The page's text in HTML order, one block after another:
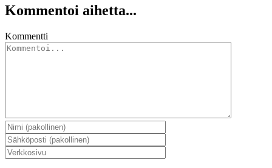
Kommentoi aihetta...
Kommentti